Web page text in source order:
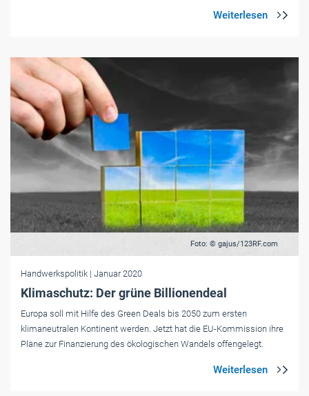
Foto: © gajus/123RF.com
Handwerkspolitik | Januar 2020
Klimaschutz: Der grüne Billionendeal
Europa soll mit Hilfe des Green Deals bis 2050 zum ersten
klimaneutralen Kontinent werden. Jetzt hat die EU-Kommission ihre
Pläne zur Finanzierung des ökologischen Wandels offengelegt.